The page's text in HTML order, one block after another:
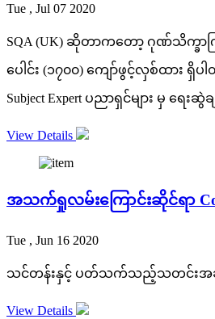
Tue , Jul 07 2020
SQA (UK) ဆိုတာကတော့ ဂုဏ်သိက္ခာက
ပေါင်း (၁၇၀၀) ကျော်ဖွင့်လှစ်ထာ
Subject Expert ပညာရှင်များ မှ ရေး
View Details
အသက်ရှုလမ်းကြောင်းဆိုင်ရာ
Tue , Jun 16 2020
သင်တန်းနှင့် ပတ်သက်သည့်သတင်းအချက်အ
View Details